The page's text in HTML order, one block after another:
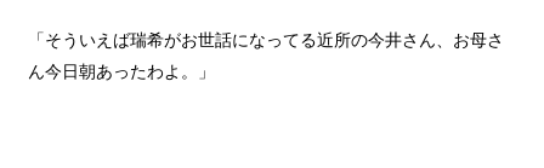
「そういえば瑞希がお世話になってる近所の今井さん、お母さ
ん今日朝あったわよ。」